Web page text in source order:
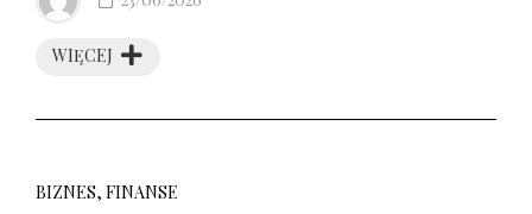
WIĘCEJ
BIZNES, FINANSE